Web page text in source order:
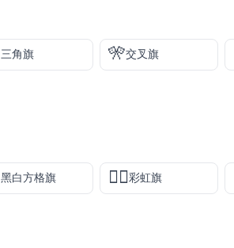
三角旗 🎌交叉旗
黑白方格旗 🏳️‍🌈彩虹旗